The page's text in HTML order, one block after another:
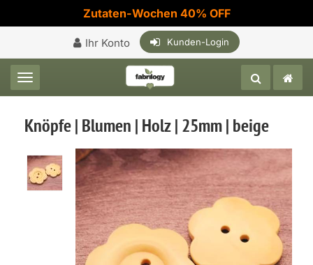
Zutaten-Wochen 40% OFF
Ihr Konto Kunden-Login
Toggle navigation
Knöpfe | Blumen | Holz | 25mm | beige